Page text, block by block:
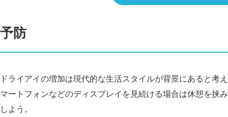
予防
ドライアイの増加は現代的な生活スタイルが背景にあると考
マートフォンなどのディスプレイを見続ける場合は休憩を挟
しよう。